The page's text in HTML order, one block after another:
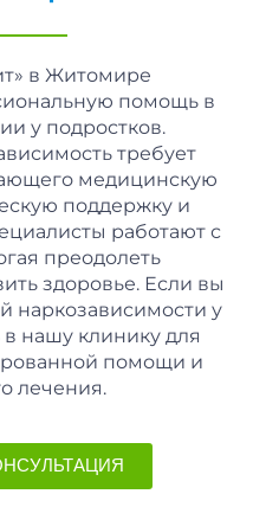
в Житомире
помощь в
у подростков.
требует
медицинскую
поддержку и
работают с
преодолеть
здоровье. Если вы
наркозависимости у
в нашу клинику для
помощи и
лечения.